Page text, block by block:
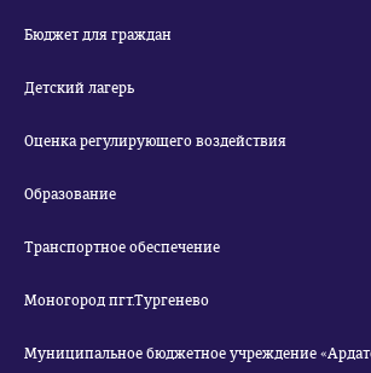
Бюджет для граждан
Детский лагерь
Оценка регулирующего воздействия
Образование
Транспортное обеспечение
Моногород пгт.Тургенево
Муниципальное бюджетное учреждение «Ардатовский районный